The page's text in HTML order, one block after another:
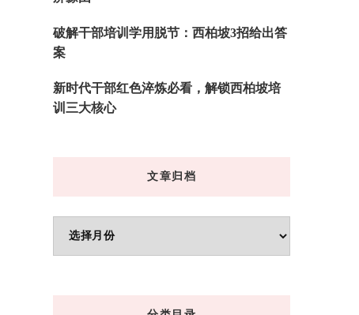
破解干部培训学用脱节：西柏坡3招给出答
案
新时代干部红色淬炼必看，解锁西柏坡培
训三大核心
文章归档
章